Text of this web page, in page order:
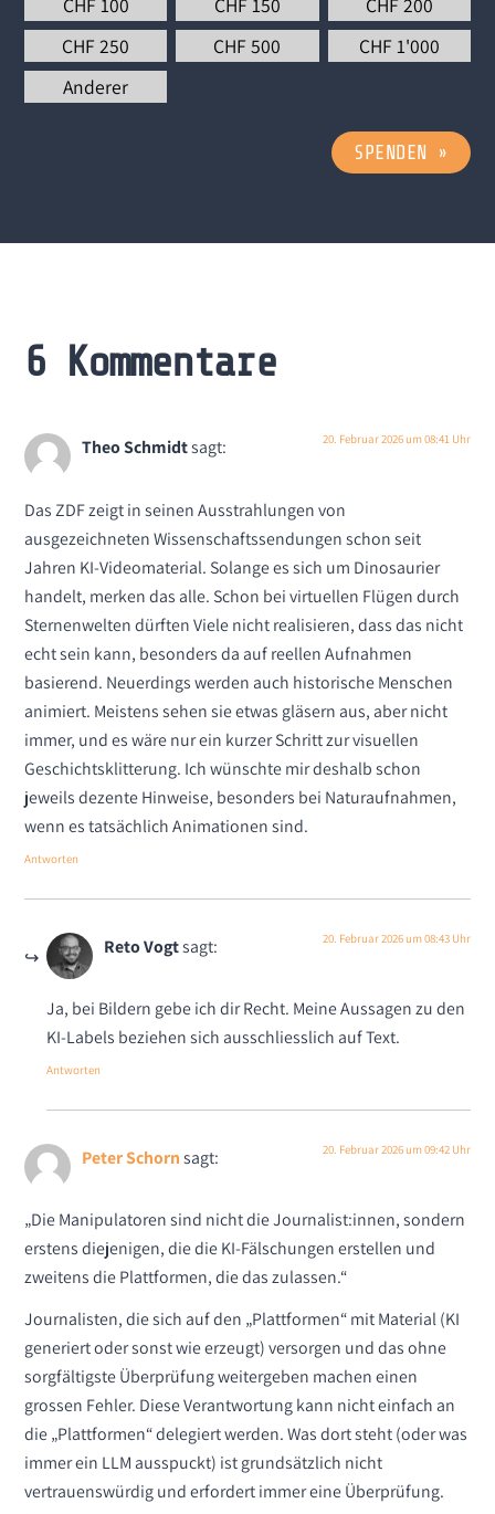
CHF 250 CHF 500 CHF 1'000
Anderer
SPENDEN »
6 Kommentare
Theo Schmidtsagt: 20. Februar 2026 um 08:41 Uhr
Das ZDF zeigt in seinen Ausstrahlungen von
ausgezeichneten Wissenschaftssendungen schon seit
Jahren KI-Videomaterial. Solange es sich um Dinosaurier
handelt, merken das alle. Schon bei virtuellen Flügen durch
Sternenwelten dürften Viele nicht realisieren, dass das nicht
echt sein kann, besonders da auf reellen Aufnahmen
basierend. Neuerdings werden auch historische Menschen
animiert. Meistens sehen sie etwas gläsern aus, aber nicht
immer, und es wäre nur ein kurzer Schritt zur visuellen
Geschichtsklitterung. Ich wünschte mir deshalb schon
jeweils dezente Hinweise, besonders bei Naturaufnahmen,
wenn es tatsächlich Animationen sind.
Antworten
Reto Vogtsagt: 20. Februar 2026 um 08:43 Uhr
Ja, bei Bildern gebe ich dir Recht. Meine Aussagen zu den
KI-Labels beziehen sich ausschliesslich auf Text.
Antworten
Peter Schorn sagt: 20. Februar 2026 um 09:42 Uhr
„Die Manipulatoren sind nicht die Journalist:innen, sondern
erstens diejenigen, die die KI-Fälschungen erstellen und
zweitens die Plattformen, die das zulassen.“
Journalisten, die sich auf den „Plattformen“ mit Material (KI
generiert oder sonst wie erzeugt) versorgen und das ohne
sorgfältigste Überprüfung weitergeben machen einen
grossen Fehler. Diese Verantwortung kann nicht einfach an
die „Plattformen“ delegiert werden. Was dort steht (oder was
immer ein LLM ausspuckt) ist grundsätzlich nicht
vertrauenswürdig und erfordert immer eine Überprüfung.